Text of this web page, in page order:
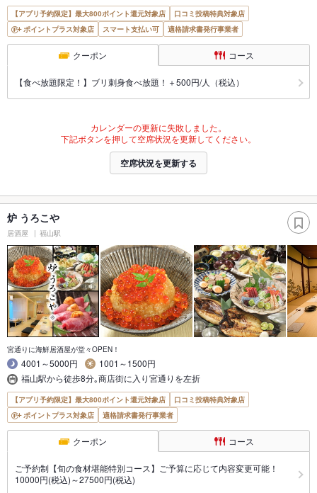
【アプリ予約限定】最大800ポイント還元対象店
口コミ投稿特典対象店
ポイントプラス対象店
スマート支払い可 適格請求書発行事業者
クーポン コース
【食べ放題限定！】ブリ刺身食べ放題！＋500円/人（税込）
カレンダーの更新に失敗しました。
下記ボタンを押して空席状況を更新してください。
空席状況を更新する
炉 うろこや
居酒屋 福山駅
宮通りに海鮮居酒屋が堂々OPEN！
4001～5000円
1001～1500円
福山駅から徒歩8分｡商店街に入り宮通りを左折
【アプリ予約限定】最大800ポイント還元対象店
口コミ投稿特典対象店
ポイントプラス対象店
適格請求書発行事業者
クーポン コース
ご予約制【旬の食材堪能特別コース】ご予算に応じて内容変更可能！
10000円(税込)～27500円(税込)